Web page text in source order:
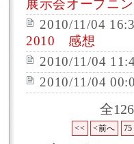
展示会オープ
2010/11/04
2010 感想
2010/11/04
2010/11/04
全
<< <前へ 75